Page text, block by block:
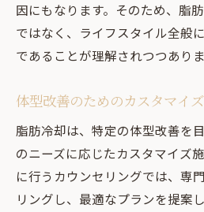
因にもなります。そのため、脂
ではなく、ライフスタイル全般
であることが理解されつつありま
体型改善のためのカスタマイ
脂肪冷却は、特定の体型改善を
のニーズに応じたカスタマイズ
に行うカウンセリングでは、専
リングし、最適なプランを提案